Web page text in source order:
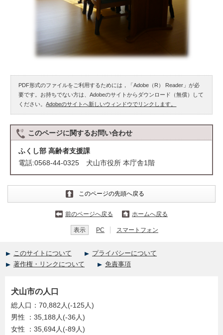
PDF形式のファイルをご利用するためには，「Adobe（R） Reader」が必
要です。お持ちでない方は、Adobeのサイトからダウンロード（無償）して
ください。Adobeのサイトへ新しいウィンドウでリンクします。
このページに関するお問い合わせ
ふくし部 高齢者支援課
電話:0568-44-0325 犬山市役所 本庁舎1階
このページの先頭へ戻る
前のページへ戻る ホームへ戻る
表示 PC スマートフォン
このサイトについて
プライバシーについて
著作権・リンクについて
免責事項
犬山市の人口
総人口：70,882人(-125人)
男性 ：35,188人(-36人)
女性 ：35,694人(-89人)